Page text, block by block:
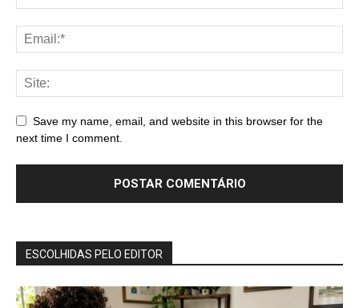
Save my name, email, and website in this browser for the
next time I comment.
ESCOLHIDAS PELO EDITOR